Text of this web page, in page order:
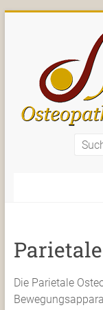
–
Die Parietale